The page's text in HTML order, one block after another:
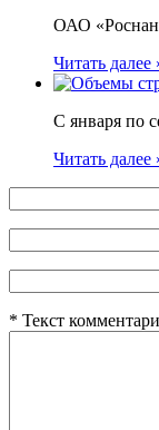
ОАО
Читать далее
С января по
Читать далее
* Текст